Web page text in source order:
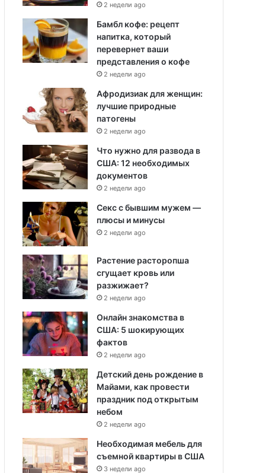
2 недели ago
Бамбл кофе: рецепт
напитка, который
перевернет ваши
представления о кофе
2 недели ago
Афродизиак для женщин:
лучшие природные
патогены
2 недели ago
Что нужно для развода в
США: 12 необходимых
документов
2 недели ago
Секс с бывшим мужем —
плюсы и минусы
2 недели ago
Растение расторопша
сгущает кровь или
разжижает?
2 недели ago
Онлайн знакомства в
США: 5 шокирующих
фактов
2 недели ago
Детский день рождение в
Майами, как провести
праздник под открытым
небом
2 недели ago
Необходимая мебель для
съемной квартиры в США
3 недели ago